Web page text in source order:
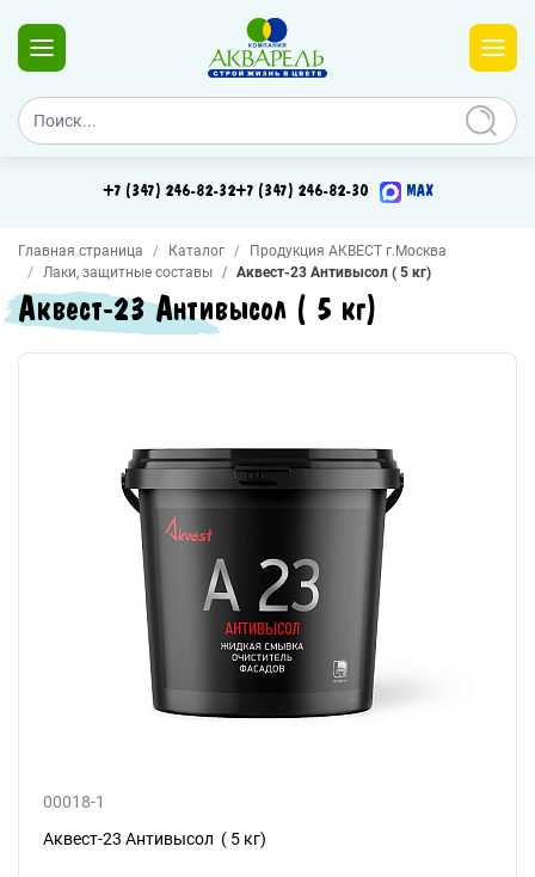
+7 (347) 246-82-32+7 (347) 246-82-30 MAX
Главная страница Каталог
Продукция АКВЕСТ г.Москва
Лаки, защитные составы
Аквест-23 Антивысол ( 5 кг)
Аквест-23 Антивысол ( 5 кг)
00018-1
Аквест-23 Антивысол ( 5 кг)